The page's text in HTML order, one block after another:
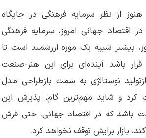
از نظر سرمایه فرهنگی در جایگاه
در اقتصاد جهانی امروز، سرمایه فرهنگی
بیشتر شبیه یک موزه ارزشمند است تا
باشد آینده‌ای برای این هنر-صنعت
نوستالژی به سمت بازطراحی مدل
کرد و شاید مهم‌ترین گام، پذیرش این
باشد که در اقتصاد جهانی، حتی فرش
بازار برایش توقف نخواهد کرد.